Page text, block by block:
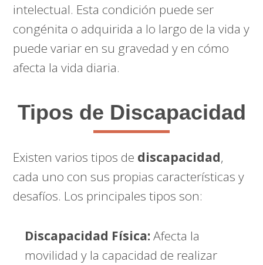
intelectual. Esta condición puede ser
congénita o adquirida a lo largo de la vida y
puede variar en su gravedad y en cómo
afecta la vida diaria.
Tipos de Discapacidad
Existen varios tipos de discapacidad,
cada uno con sus propias características y
desafíos. Los principales tipos son:
Discapacidad Física:Afecta la
movilidad y la capacidad de realizar